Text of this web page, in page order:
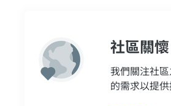
社區關懷
我們關注社
的需求以提